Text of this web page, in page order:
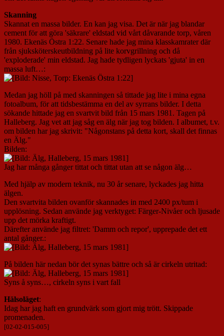
Skanning
Skannat en massa bilder. En kan jag visa. Det är när jag blandar
cement för att göra 'säkrare' eldstad vid vårt dåvarande torp, våren
1980. Ekenäs Östra 1:22. Senare hade jag mina klasskamrater där
från sjuksköterskeutbildning på lite korvgrillning och då
'exploderade' min eldstad. Jag hade tydligen lyckats 'gjuta' in en
massa luft…:
Medan jag höll på med skanningen så tittade jag lite i mina egna
fotoalbum, för att tidsbestämma en del av syrrans bilder. I detta
sökande hittade jag en svartvit bild från 15 mars 1981. Tagen på
Halleberg. Jag vet att jag såg en älg när jag tog bilden. I albumet, t.v.
om bilden har jag skrivit: "Någonstans på detta kort, skall det finnas
en Älg."
Bilden:
Jag har många gånger tittat och tittat utan att se någon älg…
Med hjälp av modern teknik, nu 30 år senare, lyckades jag hitta
älgen.
Den svartvita bilden ovanför skannades in med 2400 px/tum i
upplösning. Sedan använde jag verktyget: Färger-Nivåer och ljusade
upp det mörka kraftigt.
Därefter använde jag filtret: 'Damm och repor', upprepade det ett
antal gånger.:
På bilden här nedan bör det synas bättre och så är cirkeln utritad:
Syns å syns…, cirkeln syns i vart fall
Hälsoläget:
Idag har jag haft en grundvärk som gjort mig trött. Skippade
promenaden.
[02-02-015-005]